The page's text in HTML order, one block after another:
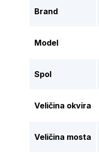
Brand
Model
Spol
Veličina okvira
Veličina mosta